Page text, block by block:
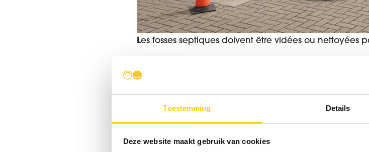
Toestemming Details
Deze website maakt gebruik van cookies
Les fosses septiques doivent être vidées ou nettoyées
Une fosse septique est vivante. Il est préférable de ne
toilettes. Si les bactéries ne peuvent pas faire leur